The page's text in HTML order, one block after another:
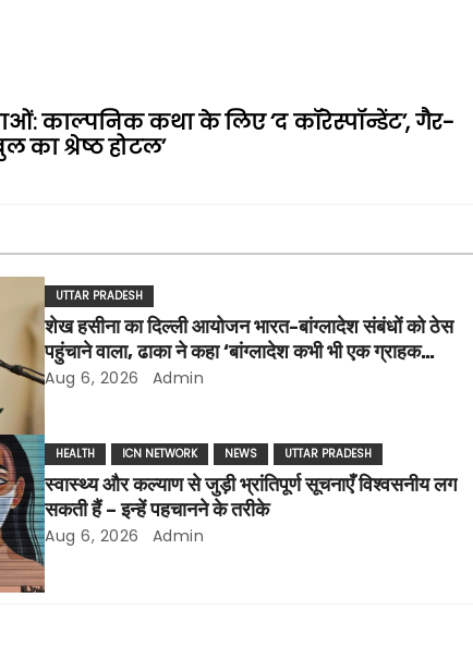
काल्पनिक कथा के लिए ‘द कॉरेस्पॉन्डेंट’, गैर-
श्रेष्ठ होटल’
UTTAR PRADESH
शेख हसीना का दिल्ली आयोजन भारत-बांग्लादेश संबंधों को ठेस
पहुंचाने वाला, ढाका ने कहा ‘बांग्लादेश कभी भी एक ग्राहक
राज्य नहीं होगा’
Aug 6, 2026 Admin
HEALTH ICN NETWORK NEWS UTTAR PRADESH
स्वास्थ्य और कल्याण से जुड़ी भ्रांतिपूर्ण सूचनाएँ विश्वसनीय लग
सकती हैं – इन्हें पहचानने के तरीके
Aug 6, 2026 Admin